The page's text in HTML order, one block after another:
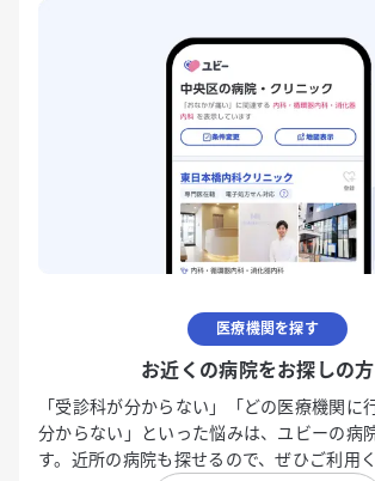
医療機関を探す
お近くの病院をお探しの
「受診科が分からない」「どの医療機関に
分からない」といった悩みは、ユビーの病
す。近所の病院も探せるので、ぜひご利用く